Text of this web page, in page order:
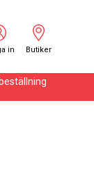
in Butiker